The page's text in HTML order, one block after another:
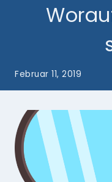
Februar 11, 2019